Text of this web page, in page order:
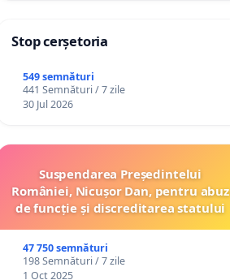
Stop cerșetoria
549 semnături
441 Semnături / 7 zile
30 Jul 2026
Suspendarea Președintelui
României, Nicușor Dan, pentru abuz
de funcție și discreditarea statului
47 750 semnături
198 Semnături / 7 zile
1 Oct 2025